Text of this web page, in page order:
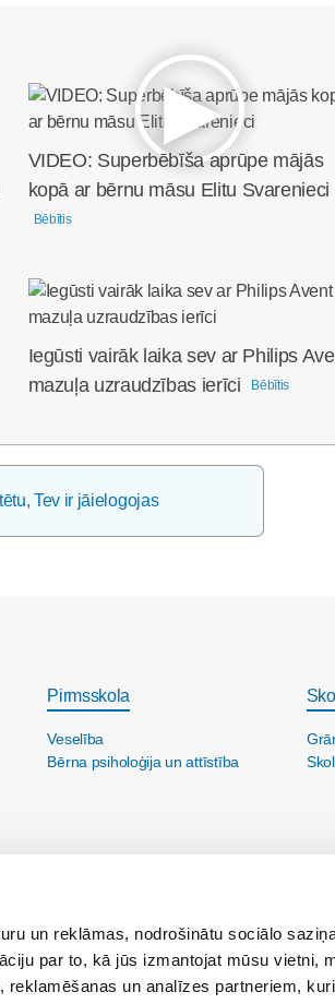
un reklāmas, nodrošinātu sociālo
par to, kā jūs izmantojat mūsu vietni,
un analīzes partneriem,
VIDEO: Superbēbīša aprūpe mājās
kopā ar bērnu māsu Elitu Svarenieci
Bēbītis
Iegūsti vairāk laika sev ar Philips
mazuļa uzraudzības ierīci
Bēbītis
Tev ir jāielogojas
Pirmsskola
Veselība
Bērna psiholoģija un attīstība